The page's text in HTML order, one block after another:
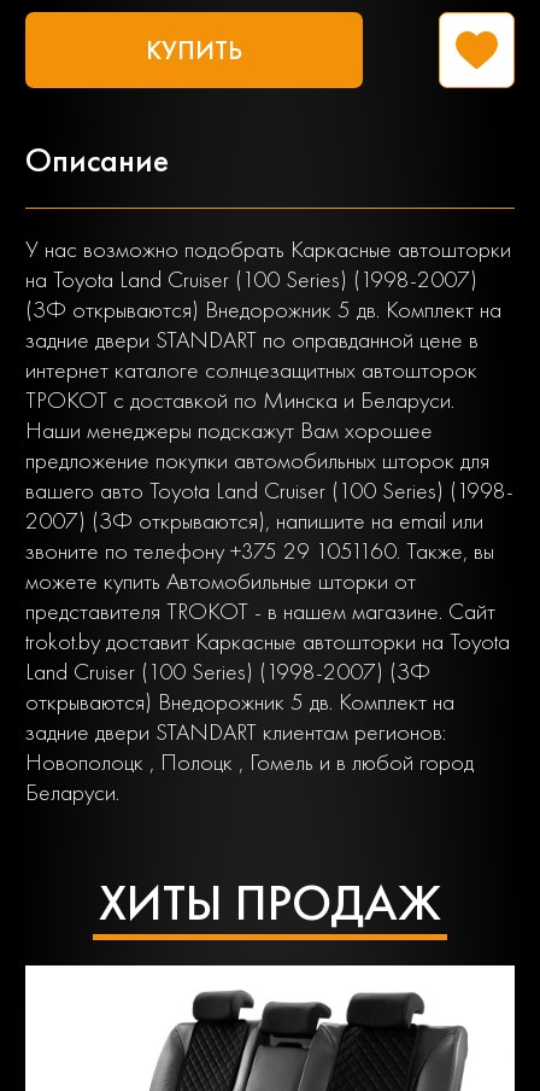
КУПИТЬ
Описание
У нас возможно подобрать Каркасные автошторки
на Toyota Land Cruiser (100 Series) (1998-2007)
(ЗФ открываются) Внедорожник 5 дв. Комплект на
задние двери STANDART по оправданной цене в
интернет каталоге солнцезащитных автошторок
ТРОКОТ с доставкой по Минска и Беларуси.
Наши менеджеры подскажут Вам хорошее
предложение покупки автомобильных шторок для
вашего авто Toyota Land Cruiser (100 Series) (1998-
2007) (ЗФ открываются), напишите на email или
звоните по телефону +375 29 1051160. Также, вы
можете купить Автомобильные шторки от
представителя TROKOT - в нашем магазине. Сайт
trokot.by доставит Каркасные автошторки на Toyota
Land Cruiser (100 Series) (1998-2007) (ЗФ
открываются) Внедорожник 5 дв. Комплект на
задние двери STANDART клиентам регионов:
Новополоцк , Полоцк , Гомель и в любой город
Беларуси.
ХИТЫ ПРОДАЖ